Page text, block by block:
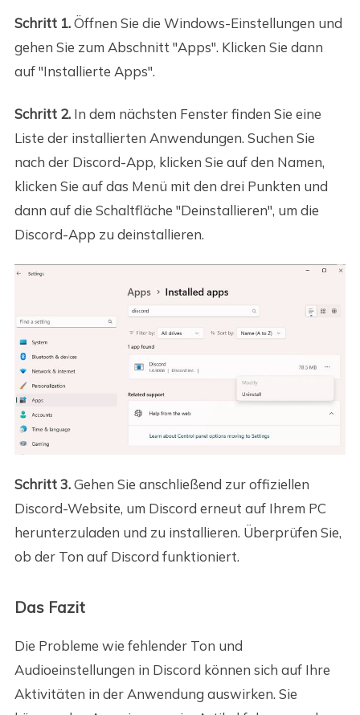
Schritt 1.Öffnen Sie die Windows-Einstellungen und
gehen Sie zum Abschnitt "Apps". Klicken Sie dann
auf "Installierte Apps".
Schritt 2. In dem nächsten Fenster finden Sie eine
Liste der installierten Anwendungen. Suchen Sie
nach der Discord-App, klicken Sie auf den Namen,
klicken Sie auf das Menü mit den drei Punkten und
dann auf die Schaltfläche "Deinstallieren", um die
Discord-App zu deinstallieren.
Schritt 3.Gehen Sie anschließend zur offiziellen
Discord-Website, um Discord erneut auf Ihrem PC
herunterzuladen und zu installieren. Überprüfen Sie,
ob der Ton auf Discord funktioniert.
Das Fazit
Die Probleme wie fehlender Ton und
Audioeinstellungen in Discord können sich auf Ihre
Aktivitäten in der Anwendung auswirken. Sie